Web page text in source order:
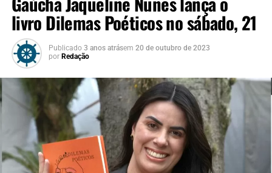
e se desenvolver. Isso me
deixa muito feliz.”
Dificuldade para encontrar
A pedagoga Tatiana Silveira, mãe de um menino autista,
lembra que, por muitas vezes, buscou na internet como
fazer livros sensoriais com materiais reciclados e tecidos,
pela dificuldade em encontrar algo pronto e, quando
encontrava, nem sempre o preço era acessível.
livro Dilemas Poéticos no sábado, 21
Publicado 3 anos atrásem 20 de outubro de 2023
por Redação